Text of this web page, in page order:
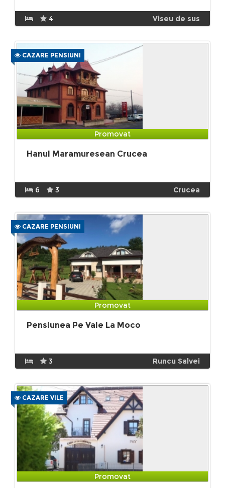
4 Viseu de sus
CAZARE PENSIUNI
Promovat
Hanul Maramuresean Crucea
6 3 Crucea
CAZARE PENSIUNI
Promovat
Pensiunea Pe Vale La Moco
3 Runcu Salvei
CAZARE VILE
Promovat